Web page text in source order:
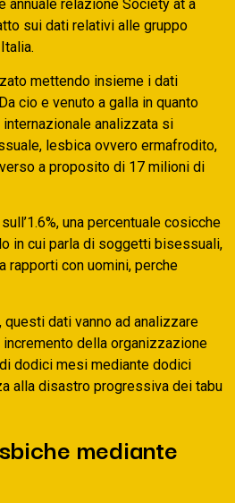
annuale relazione Society at a
sui dati relativi alle gruppo
mettendo insieme i dati
cio e venuto a galla in quanto
analizzata si
lesbica ovvero ermafrodito,
a proposito di 17 milioni di
una percentuale cosicche
in cui parla di soggetti bisessuali,
rapporti con uomini, perche
dati vanno ad analizzare
della organizzazione
di dodici mesi mediante dodici
alla disastro progressiva dei tabu
mediante